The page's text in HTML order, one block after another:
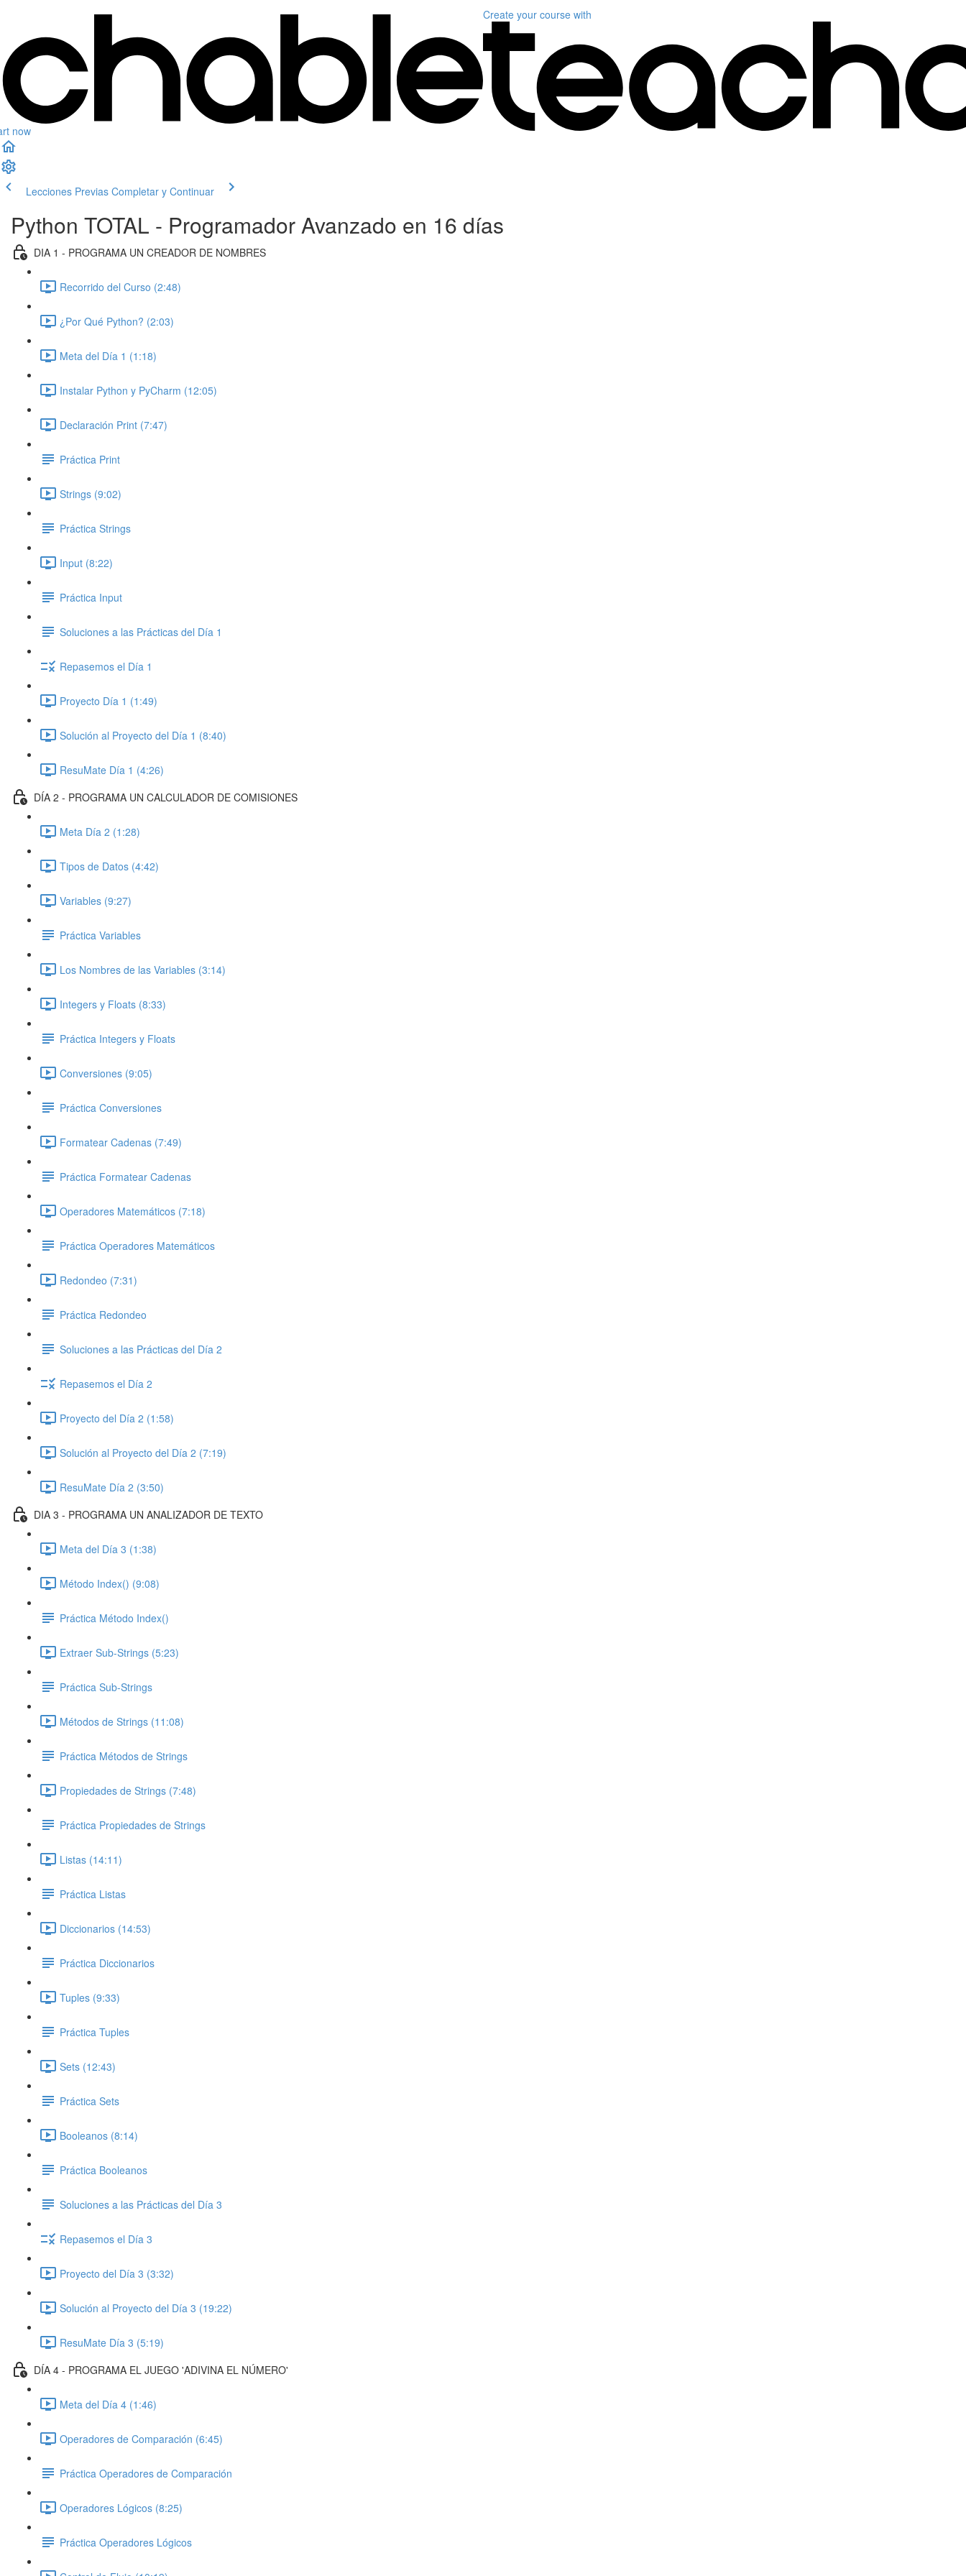
now
Create your course with
Lecciones Previas Completar y Continuar
Python TOTAL - Programador Avanzado en 16 días
DIA 1 - PROGRAMA UN CREADOR DE NOMBRES
Recorrido del Curso (2:48)
¿Por Qué Python? (2:03)
Meta del Día 1 (1:18)
Instalar Python y PyCharm (12:05)
Declaración Print (7:47)
Práctica Print
Strings (9:02)
Práctica Strings
Input (8:22)
Práctica Input
Soluciones a las Prácticas del Día 1
Repasemos el Día 1
Proyecto Día 1 (1:49)
Solución al Proyecto del Día 1 (8:40)
ResuMate Día 1 (4:26)
DÍA 2 - PROGRAMA UN CALCULADOR DE COMISIONES
Meta Día 2 (1:28)
Tipos de Datos (4:42)
Variables (9:27)
Práctica Variables
Los Nombres de las Variables (3:14)
Integers y Floats (8:33)
Práctica Integers y Floats
Conversiones (9:05)
Práctica Conversiones
Formatear Cadenas (7:49)
Práctica Formatear Cadenas
Operadores Matemáticos (7:18)
Práctica Operadores Matemáticos
Redondeo (7:31)
Práctica Redondeo
Soluciones a las Prácticas del Día 2
Repasemos el Día 2
Proyecto del Día 2 (1:58)
Solución al Proyecto del Día 2 (7:19)
ResuMate Día 2 (3:50)
DIA 3 - PROGRAMA UN ANALIZADOR DE TEXTO
Meta del Día 3 (1:38)
Método Index() (9:08)
Práctica Método Index()
Extraer Sub-Strings (5:23)
Práctica Sub-Strings
Métodos de Strings (11:08)
Práctica Métodos de Strings
Propiedades de Strings (7:48)
Práctica Propiedades de Strings
Listas (14:11)
Práctica Listas
Diccionarios (14:53)
Práctica Diccionarios
Tuples (9:33)
Práctica Tuples
Sets (12:43)
Práctica Sets
Booleanos (8:14)
Práctica Booleanos
Soluciones a las Prácticas del Día 3
Repasemos el Día 3
Proyecto del Día 3 (3:32)
Solución al Proyecto del Día 3 (19:22)
ResuMate Día 3 (5:19)
DÍA 4 - PROGRAMA EL JUEGO 'ADIVINA EL NÚMERO'
Meta del Día 4 (1:46)
Operadores de Comparación (6:45)
Práctica Operadores de Comparación
Operadores Lógicos (8:25)
Práctica Operadores Lógicos